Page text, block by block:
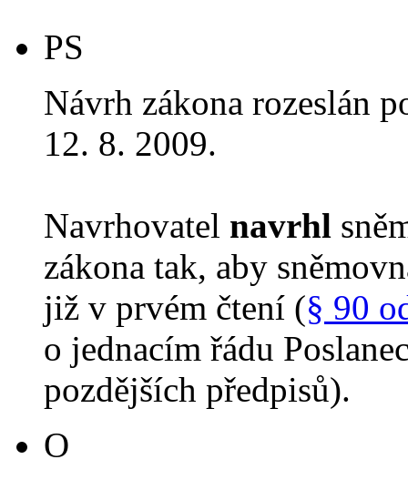
PS
Návrh zákona rozeslán
12. 8. 2009.
Navrhovatel navrhl
zákona tak, aby
již v prvém čtení (§ 90
o jednacím řádu
pozdějších předpisů).
O